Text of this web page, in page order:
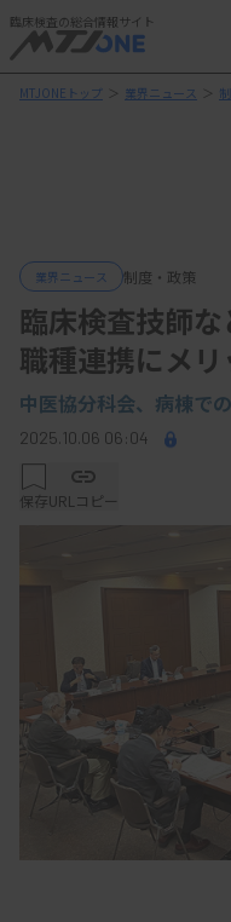
臨床検査の総合情報サイト
MTJONEトップ ＞ 業界ニュース ＞
業界ニュース 制度・政策
臨床検査技師
職種連携にメリ
中医協分科会、病棟で
2025.10.06 06:04
保存URLコピー